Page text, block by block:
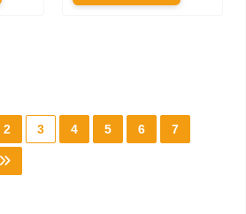
2 3 4 5 6 7